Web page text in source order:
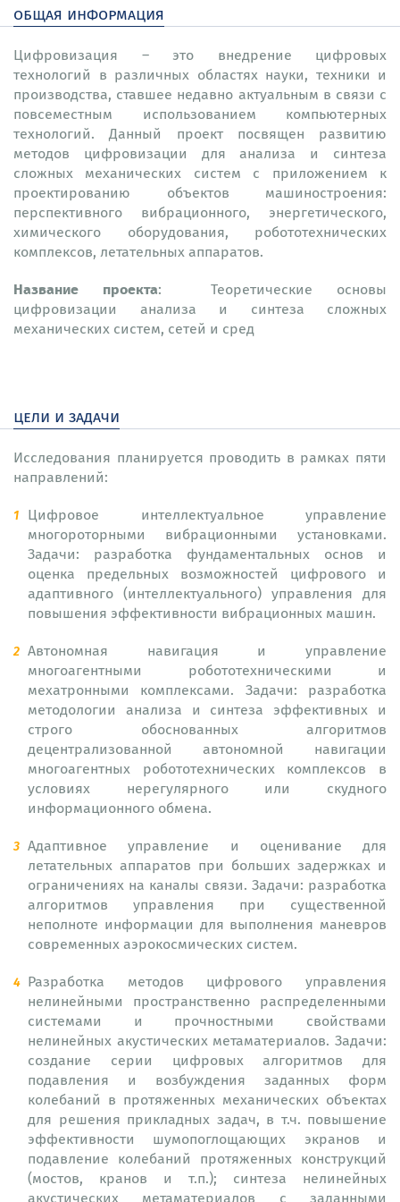
общая информация
Цифровизация – это внедрение цифровых
технологий в различных областях науки, техники и
производства, ставшее недавно актуальным в связи с
повсеместным использованием компьютерных
технологий. Данный проект посвящен развитию
методов цифровизации для анализа и синтеза
сложных механических систем с приложением к
проектированию объектов машиностроения:
перспективного вибрационного, энергетического,
химического оборудования, робототехнических
комплексов, летательных аппаратов.
Название проекта: Теоретические основы
цифровизации анализа и синтеза сложных
механических систем, сетей и сред
цели и задачи
Исследования планируется проводить в рамках пяти
направлений:
Цифровое интеллектуальное управление
многороторными вибрационными установками.
Задачи: разработка фундаментальных основ и
оценка предельных возможностей цифрового и
адаптивного (интеллектуального) управления для
повышения эффективности вибрационных машин.
Автономная навигация и управление
многоагентными робототехническими и
мехатронными комплексами. Задачи: разработка
методологии анализа и синтеза эффективных и
строго обоснованных алгоритмов
децентрализованной автономной навигации
многоагентных робототехнических комплексов в
условиях нерегулярного или скудного
информационного обмена.
Адаптивное управление и оценивание для
летательных аппаратов при больших задержках и
ограничениях на каналы связи. Задачи: разработка
алгоритмов управления при существенной
неполноте информации для выполнения маневров
современных аэрокосмических систем.
Разработка методов цифрового управления
нелинейными пространственно распределенными
системами и прочностными свойствами
нелинейных акустических метаматериалов. Задачи:
создание серии цифровых алгоритмов для
подавления и возбуждения заданных форм
колебаний в протяженных механических объектах
для решения прикладных задач, в т.ч. повышение
эффективности шумопоглощающих экранов и
подавление колебаний протяженных конструкций
(мостов, кранов и т.п.); синтеза нелинейных
акустических метаматериалов с заданными